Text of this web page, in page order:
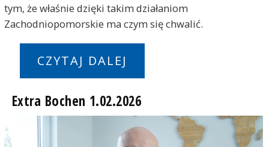
tym, że właśnie dzięki takim działaniom
Zachodniopomorskie ma czym się chwalić.
CZYTAJ DALEJ
Extra Bochen 1.02.2026